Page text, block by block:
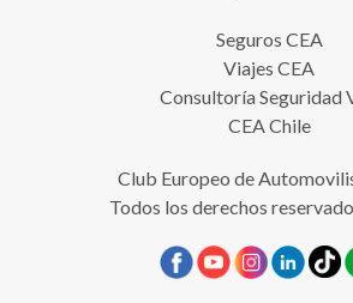
Seguros CEA
Viajes CEA
Consultoría Seguridad
CEA Chile
Club Europeo de
Todos los derechos